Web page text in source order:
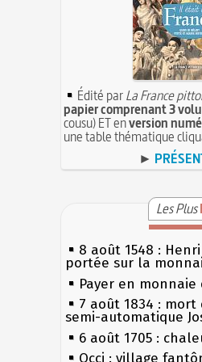
Édité parLa France
papier comprenant 3
cousu) ET enversion
une table thématique
►
Les Plus
8 août 1548 :
portée sur la
Payer en monnaie
7 août 1834 :
semi-automatique
6 août 1705 :
Occi : village